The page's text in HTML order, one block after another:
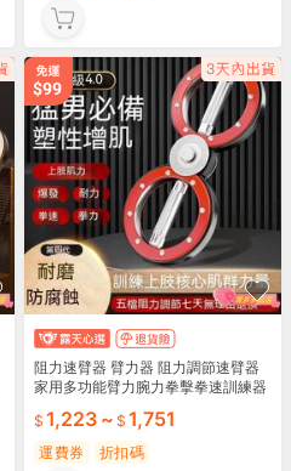
阻力速臂器 臂力器 阻力調節速臂器
家用多功能臂力腕力拳擊拳速訓練器
1,223 ~ 1,751
運費券 折扣碼